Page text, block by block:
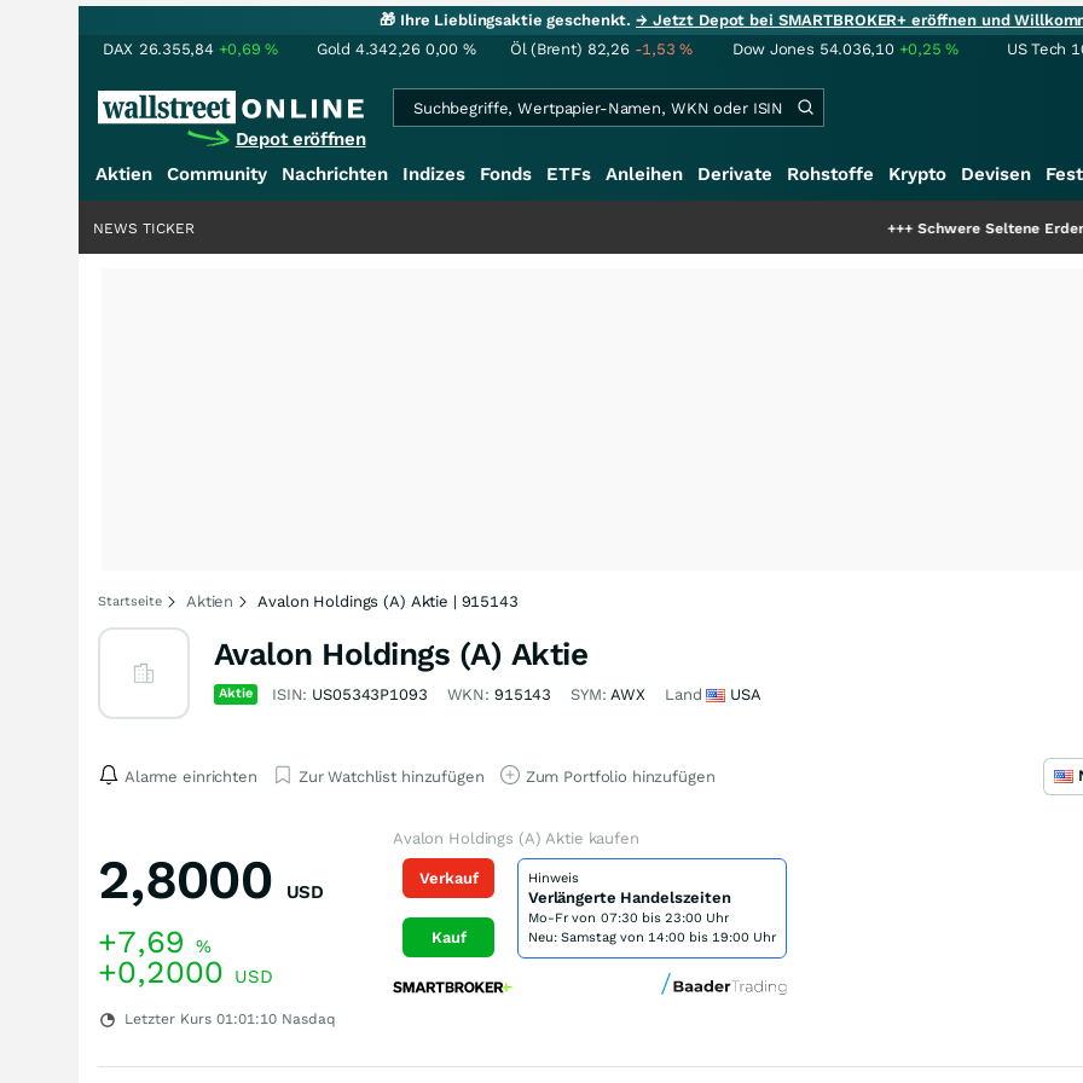
🎁 Ihre Lieblingsaktie geschenkt.→ Jetzt Depot bei SMARTBROKER+ eröffnen und
DAX 26.355,84 +0,69% Gold 4.342,26 0,00 % Öl (Brent) 82,26 -1,53% Dow Jones 54.036,10 +0,25% US Tech
Depot eröffnen
Aktien Community Nachrichten Indizes Fonds ETFs Anleihen Derivate Rohstoffe Krypto Devisen
Schwere Seltene Erden: Entsteht
NEWS TICKER
Startseite Aktien Avalon Holdings (A) Aktie | 915143
Avalon Holdings (A) Aktie
Aktie ISIN: US05343P1093 WKN: 915143 SYM:AWX Land USA
Alarme einrichten Zur Watchlist hinzufügen Zum Portfolio hinzufügen
2,8000 USD
+7,69 %
+0,2000 USD
Letzter Kurs 01:01:10 Nasdaq
Avalon Holdings (A) Aktie kaufen
Verkauf
Kauf
Hinweis
Verlängerte Handelszeiten
Mo-Fr von 07:30 bis 23:00 Uhr
Neu: Samstag von 14:00 bis 19:00 Uhr